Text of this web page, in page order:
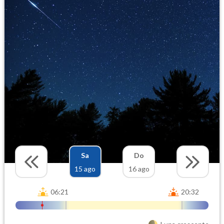
Sa
15 ago
Do
16 ago
06:21 20:32